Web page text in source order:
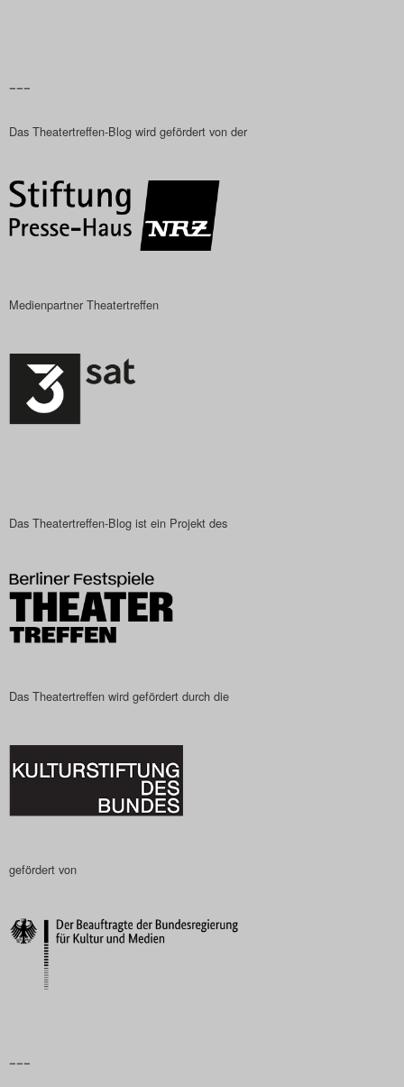
–––
Das Theatertreffen-Blog wird gefördert von der
Medienpartner Theatertreffen
Das Theatertreffen-Blog ist ein Projekt des
Das Theatertreffen wird gefördert durch die
gefördert von
–––